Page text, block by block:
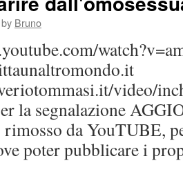
by Bruno
video/
la segnalazione
rimosso da YouTUBE,
poter pubblicare i